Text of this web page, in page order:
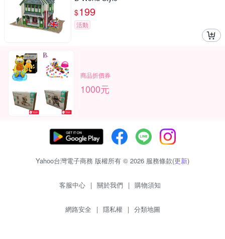
$199
活動
商品折價券
1000元
Yahoo台灣電子商務 版權所有 © 2026 服務條款(更新)
客服中心 | 關於我們 | 購物須知
網路安全 | 隱私權 | 分類地圖